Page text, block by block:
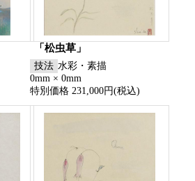
「松虫草」
技法 水彩・素描
0mm × 0mm
特別価格 231,000円(税込)